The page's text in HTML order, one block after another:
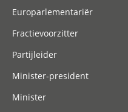
Europarlementariër
Fractievoorzitter
Partijleider
Minister-president
Minister